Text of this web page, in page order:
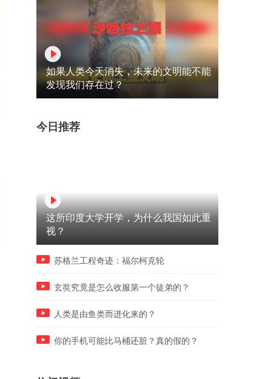
懂 贫富从来和金钱无关
后回来懵了
如果人类今天消失，未来的文明能不能
发现我们存在过？
今日推荐
这所印度大学开学，为什么我国如此重
视？
苏格兰工程奇迹：福尔柯克轮
玄奘究竟是怎么收服第一个徒弟的？
人类是由鱼类而进化来的？
你的手机可能比马桶还脏？真的假的？